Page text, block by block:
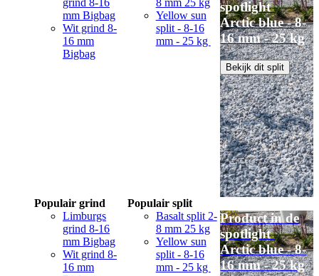
mm Bigbag
Wit grind 8-
16 mm
Bigbag
Yellow sun
split - 8-16
mm - 25 kg
spotlight
Arctic blue - 8-
16 mm - 25 kg
Bekijk dit split
Populair grind
Limburgs
grind 8-16
mm Bigbag
Wit grind 8-
16 mm
Populair split
Basalt split 2-
8 mm 25 kg
Yellow sun
split - 8-16
mm - 25 kg
Product in de
spotlight
Arctic blue - 8-
16 mm - 25 kg